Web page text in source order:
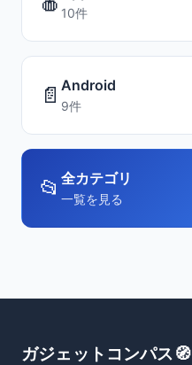
10件
📄 Android
9件
📂 全カテゴリ
一覧を見る
ガジェットコンパス🧭